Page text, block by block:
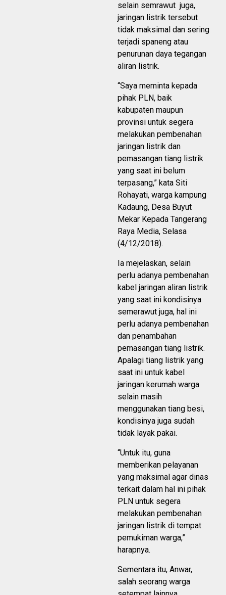
selain semrawut juga,
jaringan listrik tersebut
tidak maksimal dan sering
terjadi spaneng atau
penurunan daya tegangan
aliran listrik.
“Saya meminta kepada
pihak PLN, baik
kabupaten maupun
provinsi untuk segera
melakukan pembenahan
jaringan listrik dan
pemasangan tiang listrik
yang saat ini belum
terpasang,” kata Siti
Rohayati, warga kampung
Kadaung, Desa Buyut
Mekar Kepada Tangerang
Raya Media, Selasa
(4/12/2018).
Ia mejelaskan, selain
perlu adanya pembenahan
kabel jaringan aliran listrik
yang saat ini kondisinya
semerawut juga, hal ini
perlu adanya pembenahan
dan penambahan
pemasangan tiang listrik.
Apalagi tiang listrik yang
saat ini untuk kabel
jaringan kerumah warga
selain masih
menggunakan tiang besi,
kondisinya juga sudah
tidak layak pakai.
“Untuk itu, guna
memberikan pelayanan
yang maksimal agar dinas
terkait dalam hal ini pihak
PLN untuk segera
melakukan pembenahan
jaringan listrik di tempat
pemukiman warga,”
harapnya.
Sementara itu, Anwar,
salah seorang warga